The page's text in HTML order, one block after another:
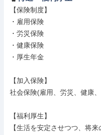
【保険制度】
・雇用保険
・労災保険
・健康保険
・厚生年金
【加入保険】
社会保険(雇用、労災、健康
【福利厚生】
【生活を安定させつつ、将来